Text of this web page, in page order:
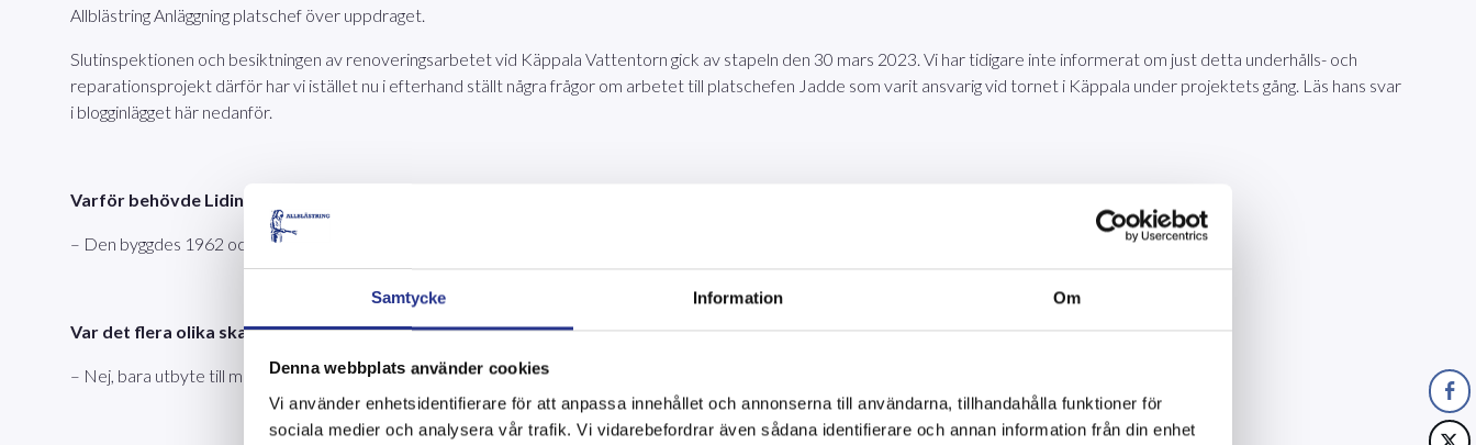
Samtycke Information Om
Denna webbplats använder cookies
Vi använder enhetsidentifierare för att anpassa innehållet och annonserna till användarna, tillhandahålla funktioner för
sociala medier och analysera vår trafik. Vi vidarebefordrar även sådana identifierare och annan information från din enhet
Allblästring Anläggning platschef över uppdraget.
Slutinspektionen och besiktningen av renoveringsarbetet vid Käppala Vattentorn gick av stapeln den 30 mars 2023. Vi har tidigare inte informerat om just detta underhålls- och
reparationsprojekt därför har vi istället nu i efterhand ställt några frågor om arbetet till platschefen Jadde som varit ansvarig vid tornet i Käppala under projektets gång. Läs hans svar
i blogginlägget här nedanför.
Varför behövde Lidingö Stad få renoveringen av Käppala vattentornet utfört just nu?
– Den byggdes 1962 och det har kommit lite betongskador.
Var det flera olika skador på tornet?
– Nej, bara utbyte till modernare material som ny lucka i rostfritt material och rostfria rör.